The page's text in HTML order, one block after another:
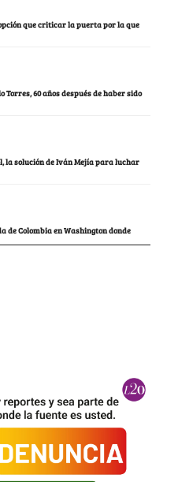
que criticar la puerta por la que
60 años después de haber sido
la solución de Iván Mejía para luchar
de Colombia en Washington donde